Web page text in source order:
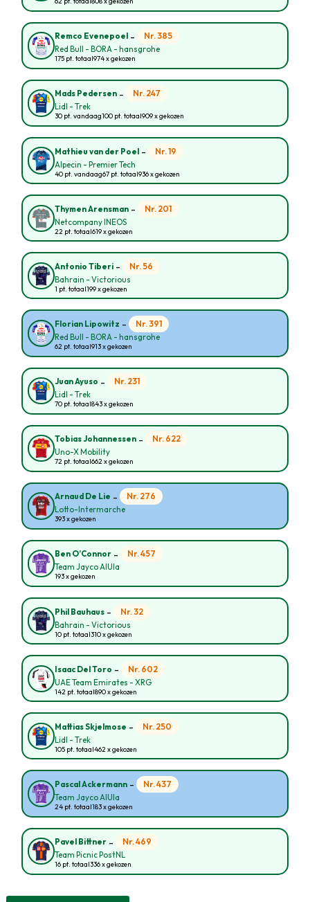
Remco Evenepoel - Nr. 385
Red Bull - BORA - hansgrohe
175 pt. totaal974 x gekozen
Mads Pedersen - Nr. 247
Lidl - Trek
30 pt. vandaag100 pt. totaal909 x gekozen
Mathieu van der Poel - Nr. 19
Alpecin - Premier Tech
40 pt. vandaag67 pt. totaal936 x gekozen
Thymen Arensman - Nr. 201
Netcompany INEOS
22 pt. totaal619 x gekozen
Antonio Tiberi - Nr. 56
Bahrain - Victorious
1 pt. totaal199 x gekozen
Florian Lipowitz - Nr. 391
Red Bull - BORA - hansgrohe
62 pt. totaal913 x gekozen
Juan Ayuso - Nr. 231
Lidl - Trek
70 pt. totaal843 x gekozen
Tobias Johannessen - Nr. 622
Uno-X Mobility
72 pt. totaal662 x gekozen
Arnaud De Lie - Nr. 276
Lotto-Intermarche
393 x gekozen
Ben O’Connor - Nr. 457
Team Jayco AlUla
193 x gekozen
Phil Bauhaus - Nr. 32
Bahrain - Victorious
10 pt. totaal310 x gekozen
Isaac Del Toro - Nr. 602
UAE Team Emirates - XRG
142 pt. totaal890 x gekozen
Mattias Skjelmose - Nr. 250
Lidl - Trek
105 pt. totaal462 x gekozen
Pascal Ackermann - Nr. 437
Team Jayco AlUla
24 pt. totaal183 x gekozen
Pavel Bittner - Nr. 469
Team Picnic PostNL
16 pt. totaal336 x gekozen